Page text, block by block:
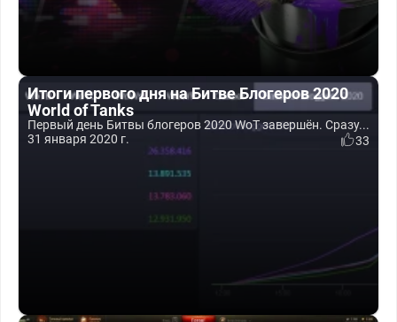
Итоги первого дня на Битве Блогеров 2020
World of Tanks
Первый день Битвы блогеров 2020 WoT завершён. Сразу...
31 января 2020 г.
33